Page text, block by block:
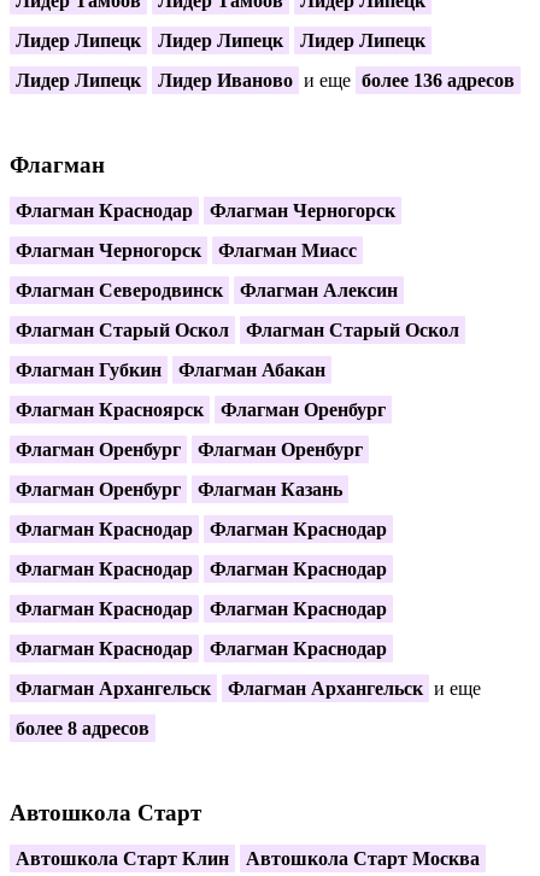
Лидер Липецк
Лидер Липецк
Лидер Липецк
Лидер Липецк
Лидер Иваново и еще более 136 адресов
Флагман
Флагман Краснодар
Флагман Черногорск
Флагман Черногорск
Флагман Миасс
Флагман Северодвинск
Флагман Алексин
Флагман Старый Оскол
Флагман Старый Оскол
Флагман Губкин
Флагман Абакан
Флагман Красноярск
Флагман Оренбург
Флагман Оренбург
Флагман Оренбург
Флагман Оренбург
Флагман Казань
Флагман Краснодар
Флагман Краснодар
Флагман Краснодар
Флагман Краснодар
Флагман Краснодар
Флагман Краснодар
Флагман Краснодар
Флагман Краснодар
Флагман Архангельск
Флагман Архангельск и еще
более 8 адресов
Автошкола Старт
Автошкола Старт Клин
Автошкола Старт Москва